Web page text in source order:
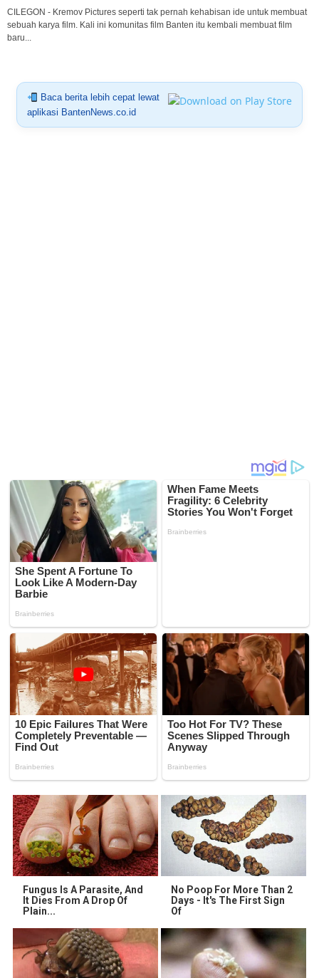
CILEGON - Kremov Pictures seperti tak pernah kehabisan ide untuk membuat
sebuah karya film. Kali ini komunitas film Banten itu kembali membuat film
baru...
Baca berita lebih cepat lewat
aplikasi BantenNews.co.id
Fungus Is A Parasite, And
It Dies From A Drop Of
Plain...
No Poop For More Than 2
Days - It's The First Sign
Of